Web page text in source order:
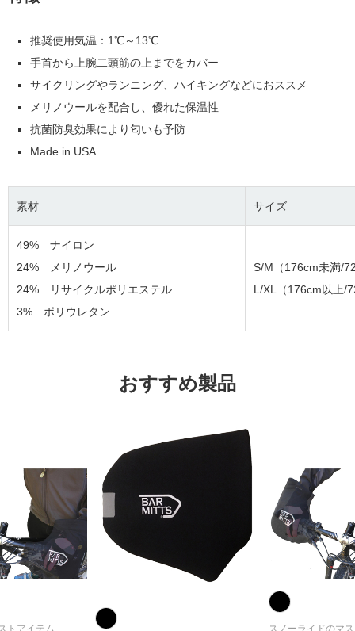
推奨使用気温：1℃～13℃
手首から上腕二頭筋の上までをカバー
サイクリングやランニング、ハイキングなどにおススメ
メリノウールを配合し、優れた保温性
抗菌防臭効果により匂いも予防
Made in USA
素材 サイズ
49% ナイロン
24% メリノウール
24% リサイクルポリエステル
3% ポリウレタン
S/M（176cm未満/
L/XL（176cm以上/
おすすめ製品
トアイテム スノーライドのマ